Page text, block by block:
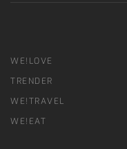
WE!LOVE
TRENDER
WE!TRAVEL
WE!EAT